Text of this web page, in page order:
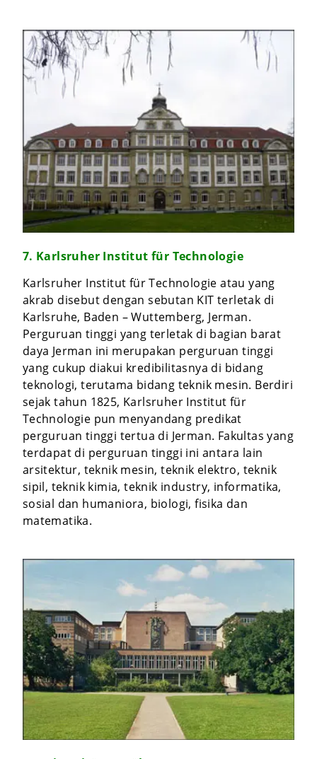
7. Karlsruher Institut für Technologie
Karlsruher Institut für Technologie atau yang
akrab disebut dengan sebutan KIT terletak di
Karlsruhe, Baden – Wuttemberg, Jerman.
Perguruan tinggi yang terletak di bagian barat
daya Jerman ini merupakan perguruan tinggi
yang cukup diakui kredibilitasnya di bidang
teknologi, terutama bidang teknik mesin. Berdiri
sejak tahun 1825, Karlsruher Institut für
Technologie pun menyandang predikat
perguruan tinggi tertua di Jerman. Fakultas yang
terdapat di perguruan tinggi ini antara lain
arsitektur, teknik mesin, teknik elektro, teknik
sipil, teknik kimia, teknik industry, informatika,
sosial dan humaniora, biologi, fisika dan
matematika.